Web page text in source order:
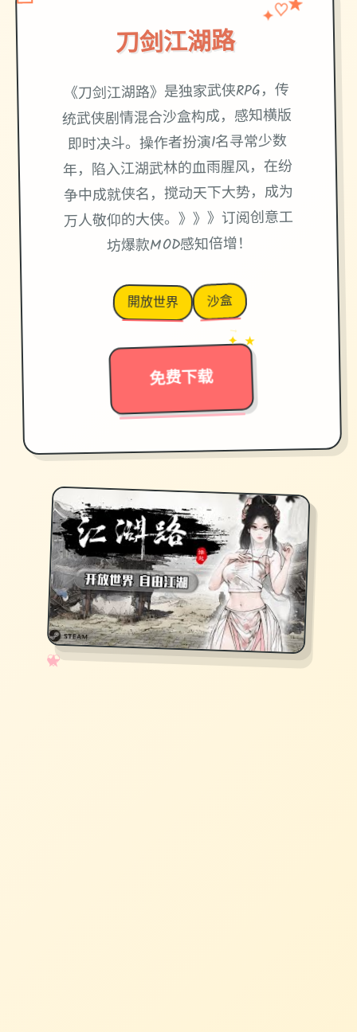
刀剑江湖路
✦♡★
《刀剑江湖路》是独家武侠RPG，传
统武侠剧情混合沙盒构成，感知横版
即时决斗。操作者扮演1名寻常少数
年，陷入江湖武林的血雨腥风，在纷
争中成就侠名，搅动天下大势，成为
万人敬仰的大侠。》》》订阅创意工
坊爆款MOD感知倍增！
開放世界 沙盒
免费下载
→
✦ ★
✧
♡
★
♥